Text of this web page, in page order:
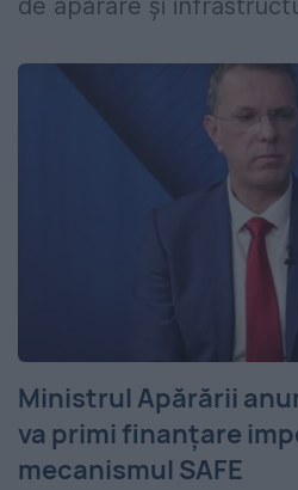
de apărare și
Ministrul Apărării
va primi finanțare
mecanismul SAFE